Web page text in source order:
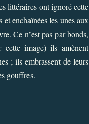
littéraires ont ignoré cette
enchaînées les unes aux
Ce n’est pas par bonds,
image) ils amènent
; ils embrassent de leurs
gouffres.